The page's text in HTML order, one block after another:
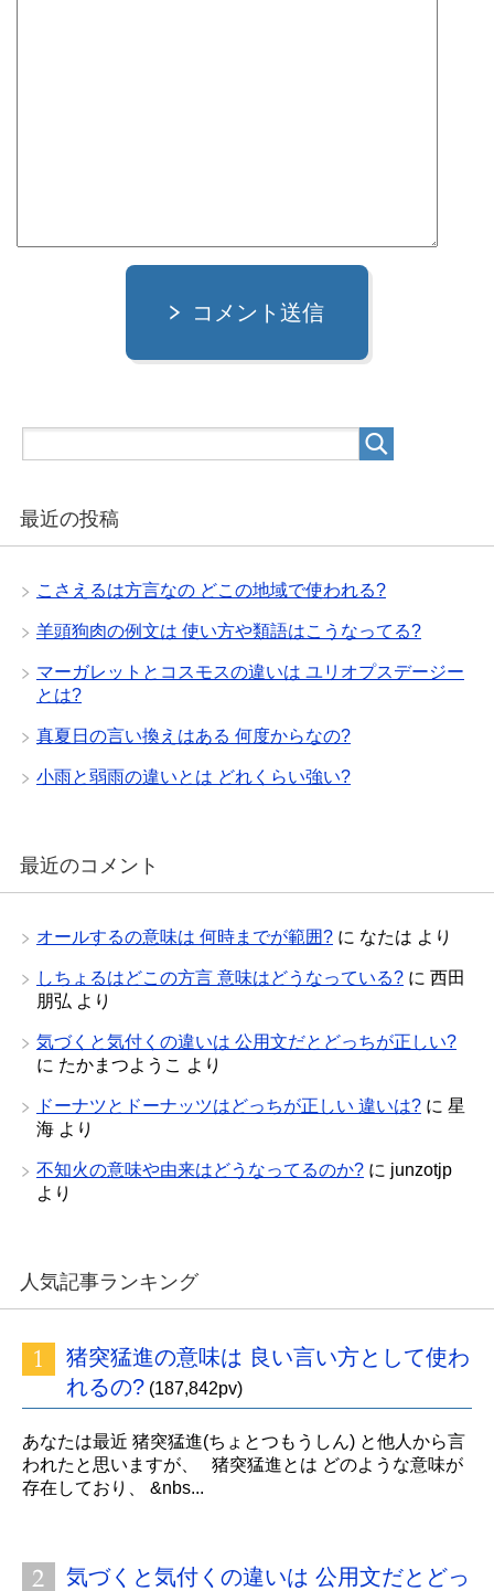
コメント送信
最近の投稿
こさえるは方言なの どこの地域で使われる?
羊頭狗肉の例文は 使い方や類語はこうなってる?
マーガレットとコスモスの違いは ユリオプスデージー
とは?
真夏日の言い換えはある 何度からなの?
小雨と弱雨の違いとは どれくらい強い?
最近のコメント
オールするの意味は 何時までが範囲? に なたは より
しちょるはどこの方言 意味はどうなっている? に 西田
朋弘 より
気づくと気付くの違いは 公用文だとどっちが正しい?
に たかまつようこ より
ドーナツとドーナッツはどっちが正しい 違いは? に 星
海 より
不知火の意味や由来はどうなってるのか? に junzotjp
より
人気記事ランキング
猪突猛進の意味は 良い言い方として使わ
れるの? (187,842pv)
あなたは最近 猪突猛進(ちょとつもうしん) と他人から言
われたと思いますが、 猪突猛進とは どのような意味が
存在しており、 &nbs...
気づくと気付くの違いは 公用文だとどっ